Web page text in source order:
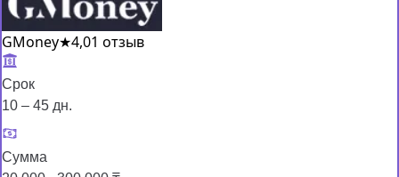
GMoney★4,01 отзыв
Срок
10 – 45 дн.
Сумма